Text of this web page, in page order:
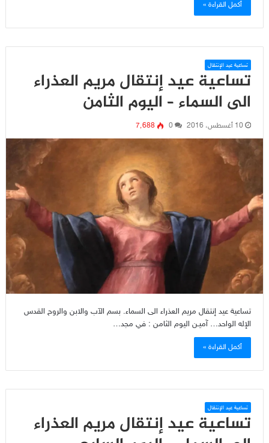
أكمل القراءة »
تساعية عيد الإنتقال
تساعية عيد إنتقال مريم العذراء
الى السماء – اليوم الثامن
10 أغسطس، 2016 0 7٬688
تساعية عيد إنتقال مريم العذراء الى السماء. بسم الآب والابن والروح القدس
الإله الواحد… آميـن اليوم الثامن : في مجد…
أكمل القراءة »
تساعية عيد الإنتقال
تساعية عيد إنتقال مريم العذراء